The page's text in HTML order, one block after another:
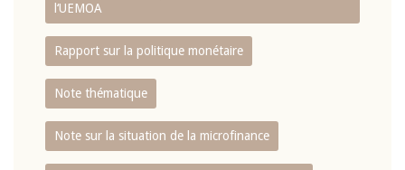
l‘UEMOA
Rapport sur la politique monétaire
Note thématique
Note sur la situation de la microfinance